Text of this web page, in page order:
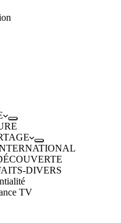
DIVERS
TV